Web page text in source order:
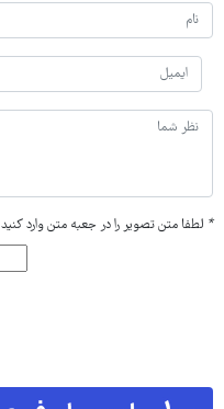
* لطفا متن تصویر را در جعبه متن وارد کنید